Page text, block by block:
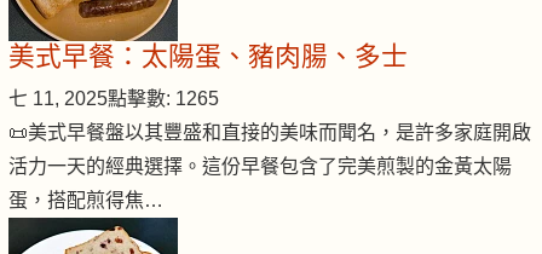
美式早餐：太陽蛋、豬肉腸、多士
七 11, 2025點擊數: 1265
📜美式早餐盤以其豐盛和直接的美味而聞名，是許多家庭開啟
活力一天的經典選擇。這份早餐包含了完美煎製的金黃太陽
蛋，搭配煎得焦…